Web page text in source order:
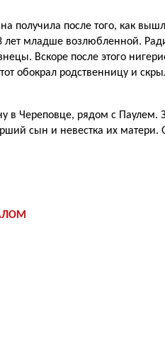
получила после того, как
младше возлюбленной.
Вскоре после этого
обокрал родственницу и
в Череповце, рядом с Паулем.
сын и невестка их